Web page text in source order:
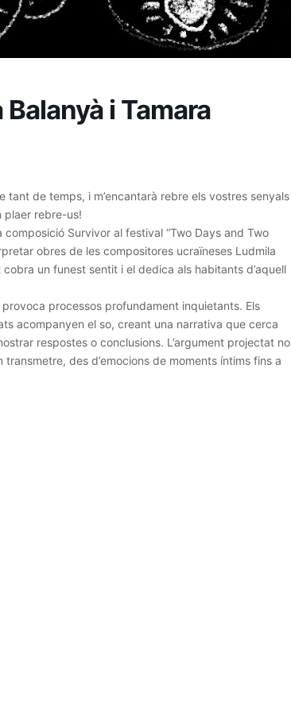
i Tamara
tant de temps, i m’encantarà rebre els vostres senyals
plaer rebre-us!
Survivor al festival “Two Days and Two
obres de les compositores ucraïneses Ludmila
un funest sentit i el dedica als habitants d’aquell
processos profundament inquietants. Els
acompanyen el so, creant una narrativa que cerca
respostes o conclusions. L’argument projectat no
des d’emocions de moments íntims fins a